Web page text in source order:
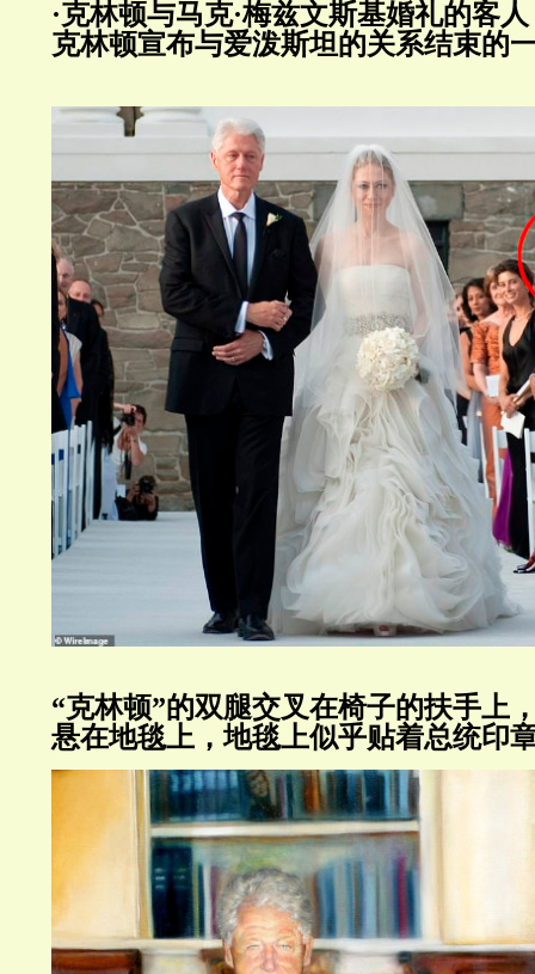
·克林顿与马克·梅兹文斯基婚礼的客
克林顿宣布与爱泼斯坦的关系结束的
“克林顿”的双腿交叉在椅子的扶手上
悬在地毯上，地毯上似乎贴着总统印